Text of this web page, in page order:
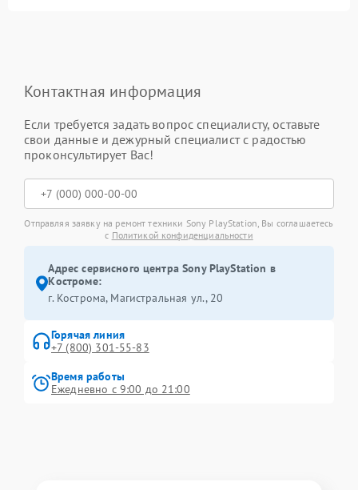
Контактная информация
Если требуется задать вопрос специалисту, оставьте
свои данные и дежурный специалист с радостью
проконсультирует Вас!
Отправляя заявку на ремонт техники Sony PlayStation, Вы соглашаетесь
с Политикой конфиденциальности
Адрес сервисного центра Sony PlayStation в
Костроме:
г. Кострома, Магистральная ул., 20
Горячая линия
+7 (800) 301-55-83
Время работы
Ежедневно с 9:00 до 21:00